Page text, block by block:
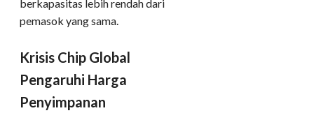
berkapasitas lebih rendah dari
pemasok yang sama.
Krisis Chip Global
Pengaruhi Harga
Penyimpanan